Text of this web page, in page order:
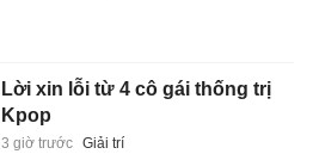
Lời xin lỗi từ 4 cô gái thống trị
Kpop
3 giờ trước Giải trí